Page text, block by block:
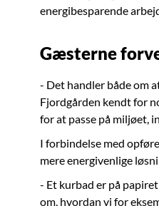
energibesparende
Gæsterne
- Det handler både om
Fjordgården kendt for
for at passe på miljøet,
I forbindelse med
mere energivenlige
- Et kurbad er på
om, hvordan vi for